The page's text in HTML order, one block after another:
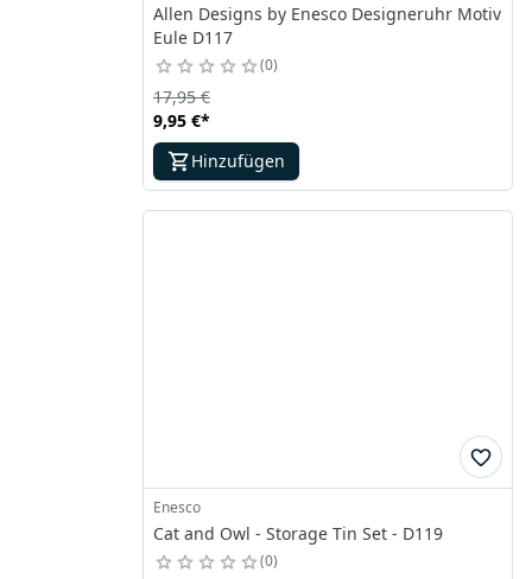
Allen Designs by Enesco Designeruhr Motiv
Eule D117
0
9,95 €*
17,95 €
Hinzufügen
Enesco
Cat and Owl - Storage Tin Set - D119
0